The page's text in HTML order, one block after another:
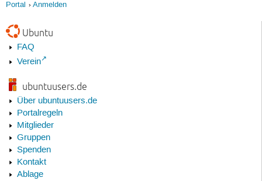
Portal Anmelden
Ubuntu
FAQ
Verein
ubuntuusers.de
Über ubuntuusers.de
Portalregeln
Mitglieder
Gruppen
Spenden
Kontakt
Ablage